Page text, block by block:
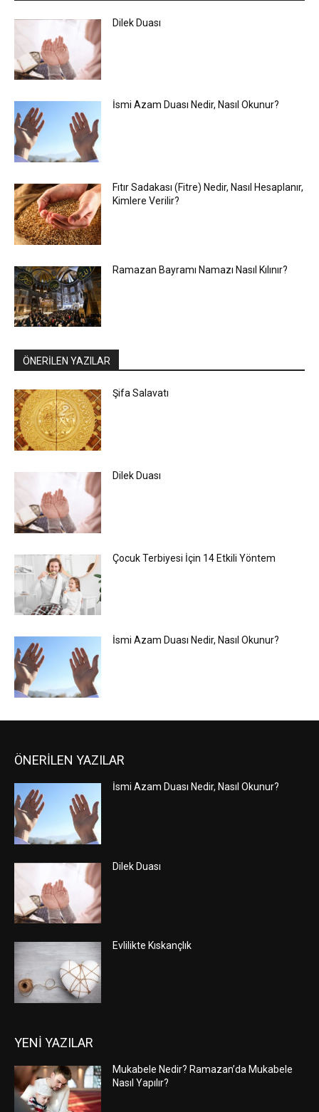
Dilek Duası
İsmi Azam Duası Nedir, Nasıl Okunur?
Fıtır Sadakası (Fitre) Nedir, Nasıl Hesaplanır,
Kimlere Verilir?
Ramazan Bayramı Namazı Nasıl Kılınır?
ÖNERİLEN YAZILAR
Şifa Salavatı
Dilek Duası
Çocuk Terbiyesi İçin 14 Etkili Yöntem
İsmi Azam Duası Nedir, Nasıl Okunur?
ÖNERİLEN YAZILAR
İsmi Azam Duası Nedir, Nasıl Okunur?
Dilek Duası
Evlilikte Kıskançlık
YENİ YAZILAR
Mukabele Nedir? Ramazan’da Mukabele
Nasıl Yapılır?